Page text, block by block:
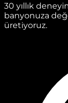
30 yıllık
banyonuza
üretiyoruz.